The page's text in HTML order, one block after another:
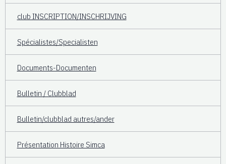
club INSCRIPTION/INSCHRIJVING
Spécialistes/Specialisten
Documents-Documenten
Bulletin / Clubblad
Bulletin/clubblad autres/ander
Présentation Histoire Simca